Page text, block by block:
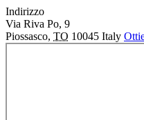
Indirizzo
Via Riva Po, 9
Piossasco, TO 10045 Italy